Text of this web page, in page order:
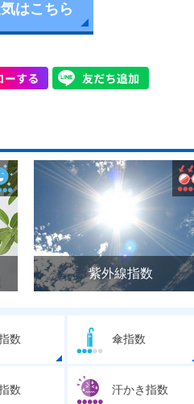
はこちら
紫外線指数
数 傘指数
数 汗かき指数